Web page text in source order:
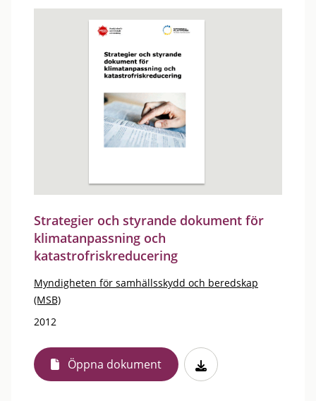
Strategier och styrande dokument för
klimatanpassning och
katastrofriskreducering
Myndigheten för samhällsskydd och beredskap
(MSB)
2012
Öppna dokument